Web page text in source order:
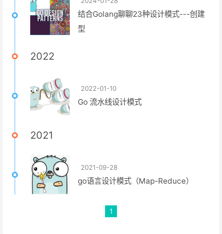
结合Golang聊聊23种设计模式---创建
型
2022
2022-01-10
Go 流水线设计模式
2021
2021-09-28
go语言设计模式（Map-Reduce）
1